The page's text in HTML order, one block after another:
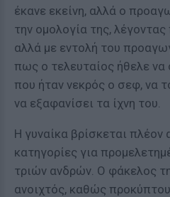
έκανε εκείνη, αλλά ο
την ομολογία της,
αλλά με εντολή του
πως ο τελευταίος ήθελε
που ήταν νεκρός ο σεφ, να
να εξαφανίσει τα ίχνη του.
Η γυναίκα βρίσκεται πλέον
κατηγορίες για
τριών ανδρών. Ο φάκελος
ανοιχτός, καθώς